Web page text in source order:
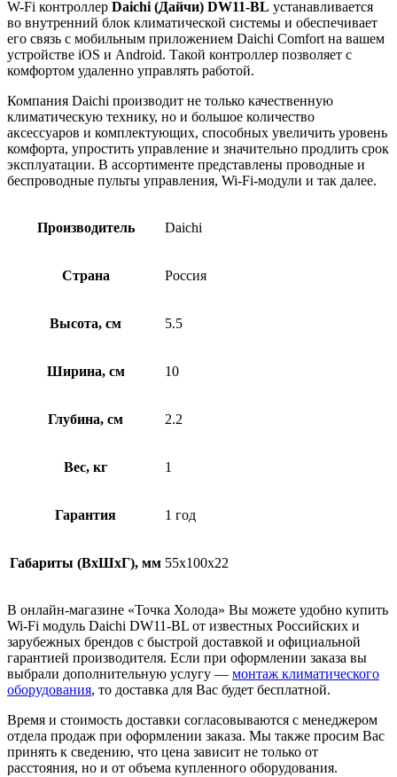
W-Fi контроллер Daichi (Дайчи) DW11-BL устанавливается
во внутренний блок климатической системы и обеспечивает
его связь с мобильным приложением Daichi Comfort на вашем
устройстве iOS и Android. Такой контроллер позволяет с
комфортом удаленно управлять работой.
Компания Daichi производит не только качественную
климатическую технику, но и большое количество
аксессуаров и комплектующих, способных увеличить уровень
комфорта, упростить управление и значительно продлить срок
эксплуатации. В ассортименте представлены проводные и
беспроводные пульты управления, Wi-Fi-модули и так далее.
Производитель Daichi
Страна Россия
Высота, см 5.5
Ширина, см 10
Глубина, см 2.2
Вес, кг 1
Гарантия 1 год
Габариты (ВxШxГ), мм 55x100x22
В онлайн-магазине «Точка Холода» Вы можете удобно купить
Wi-Fi модуль Daichi DW11-BL от известных Российских и
зарубежных брендов с быстрой доставкой и официальной
гарантией производителя. Если при оформлении заказа вы
выбрали дополнительную услугу — монтаж климатического
оборудования, то доставка для Вас будет бесплатной.
Время и стоимость доставки согласовываются с менеджером
отдела продаж при оформлении заказа. Мы также просим Вас
принять к сведению, что цена зависит не только от
расстояния, но и от объема купленного оборудования.